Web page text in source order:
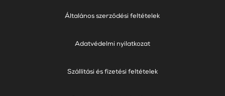
Általános szerződési feltételek
Adatvédelmi nyilatkozat
Szállítási és fizetési feltételek